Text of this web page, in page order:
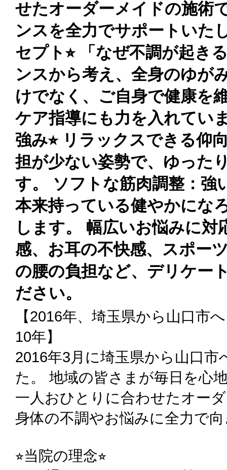
せたオーダーメイドの施術
ンスを全力でサポートいた
セプト⭐︎ 「なぜ不調が起き
ンスから考え、全身のゆが
けでなく、ご自身で健康を
ケア指導にも力を入れてい
強み⭐︎ リラックスできる仰
担が少ない姿勢で、ゆった
す。 ソフトな筋肉調整：強
本来持っている健やかにな
します。 幅広いお悩みに対
感、お耳の不快感、スポー
の腰の負担など、デリケー
ださい。
【2016年、埼玉県から山口市
10年】
2016年3月に埼玉県から山口
た。 地域の皆さまが毎日を心
一人おひとりに合わせたオー
身体の不調やお悩みに全力で
⭐︎当院の理念⭐︎